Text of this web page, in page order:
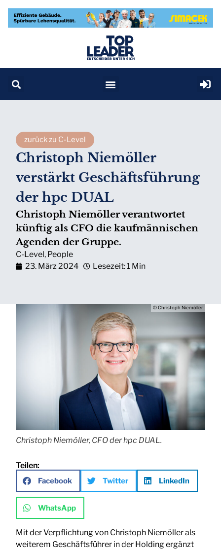
zurück zu C-Level
Christoph Niemöller
verstärkt Geschäftsführung
der hpc DUAL
Christoph Niemöller verantwortet
künftig als CFO die kaufmännischen
Agenden der Gruppe.
C-Level, People
23. März 2024
Lesezeit: 1 Min
© Christoph Niemöller
Christoph Niemöller, CFO der hpc DUAL.
Teilen:
Facebook Twitter LinkedIn
WhatsApp
Mit der Verpflichtung von Christoph Niemöller als
weiterem Geschäftsführer in der Holding ergänzt